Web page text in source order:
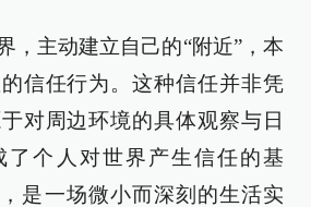
，主动建立自己的“附近”，本
信任行为。这种信任并非凭
对周边环境的具体观察与日
了个人对世界产生信任的基
是一场微小而深刻的生活实